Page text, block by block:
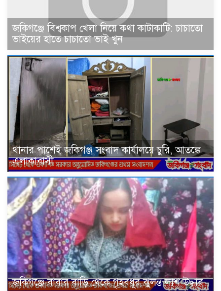
জকিগঞ্জে বিশ্বকাপ খেলা নিয়ে কথা কাটাকাটি: চাচাতো
ভাইয়ের হাতে চাচাতো ভাই খুন
থানার পাশেই জকিগঞ্জ সংবাদ কার্যালয়ে চুরি, আতঙ্কে
এলাকাবাসী
জকিগঞ্জে বাবার বাড়ি থেকে গৃহবধূর ঝুলন্ত লাশ উদ্ধার